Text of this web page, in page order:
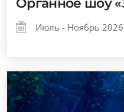
Органное шоу
Июль - Ноябрь 2026